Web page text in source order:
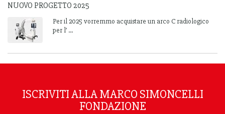
NUOVO PROGETTO 2025
Per il 2025 vorremmo acquistare un arco C radiologico
per l’ ...
ISCRIVITI ALLA MARCO SIMONCELLI
FONDAZIONE